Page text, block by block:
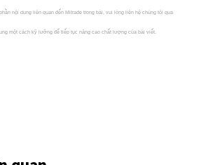
nội dung liên quan đến Mitrade trong bài, vui lòng liên hệ chúng tôi qua
một cách kỹ lưỡng để tiếp tục nâng cao chất lượng của bài viết.